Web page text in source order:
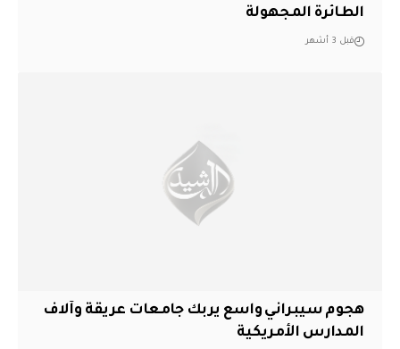
الطائرة المجهولة
قبل 3 أشهر
هجوم سيبراني واسع يربك جامعات عريقة وآلاف
المدارس الأمريكية